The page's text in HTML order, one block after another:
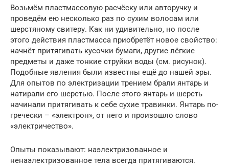
Возьмём пластмассовую расчёску или авторучку и
проведём ею несколько раз по сухим волосам или
шерстяному свитеру. Как ни удивительно, но после
этого действия пластмасса приобретёт новое свойство:
начнёт притягивать кусочки бумаги, другие лёгкие
предметы и даже тонкие струйки воды (см. рисунок).
Подобные явления были известны ещё до нашей эры.
Для опытов по электризации трением брали янтарь и
натирали его шерстью. После этого янтарь и шерсть
начинали притягивать к себе сухие травинки. Янтарь по-
гречески – «электрон», от него и произошло слово
«электричество».
Опыты показывают: наэлектризованное и
ненаэлектризованное тела всегда притягиваются.